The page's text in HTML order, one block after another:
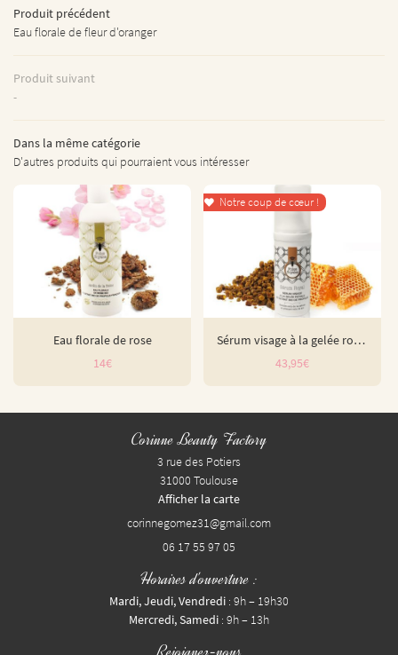
GAMMES SOINS
NOS PRESTATIONS
TARIFS LPG
ACTUALITÉS
Produit précédent
Eau florale de fleur d'oranger
Produit suivant
-
Dans la même catégorie
D'autres produits qui pourraient vous intéresser
Eau florale de rose
14€
 Notre coup de cœur !
Sérum visage à la gelée royale
43,95€
Corinne Beauty Factory
3 rue des Potiers
31000 Toulouse
Afficher la carte
06 17 55 97 05
Horaires d'ouverture :
Mardi, Jeudi, Vendredi : 9h – 19h30
Mercredi, Samedi : 9h – 13h